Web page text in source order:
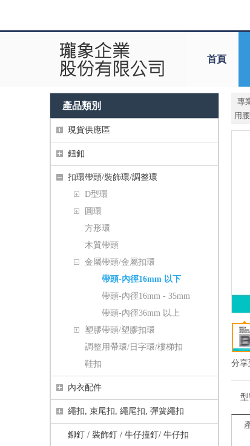
首頁
產品類別
現貨供應區
鈕釦
扣環帶頭/裝飾環/調整環
D型環
圓環
方形環
木質帶頭
金屬帶頭/金屬扣環
帶頭-內徑16mm 以下
帶頭-內徑16mm - 35mm
帶頭-內徑36mm 以上
塑膠帶頭/塑膠扣環
調整用帶環/日字環/樓梯扣
鞋扣
內衣配件
繩扣, 束尾扣, 繩尾扣, 彈簧繩扣
鉚釘 / 裝飾釘 / 牛仔撞釘/ 牛仔扣
專
用
分享
型